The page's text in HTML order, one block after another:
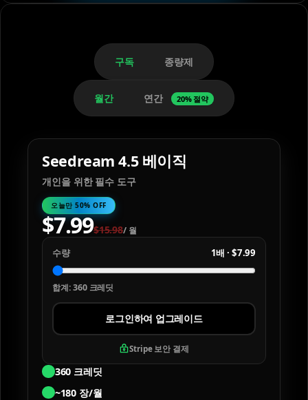
구독 종량제
월간 연간 20% 절약
Seedream 4.5 베이직
개인을 위한 필수 도구
오늘만 50% OFF
$7.99$15.98/ 월
수량 1배 · $7.99
합계:360 크레딧
로그인하여 업그레이드
Stripe 보안 결제
360 크레딧
~180 장/월